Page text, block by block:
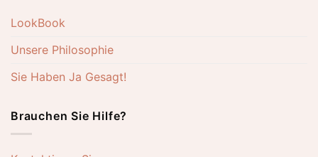
LookBook
Unsere Philosophie
Sie Haben Ja Gesagt!
Brauchen Sie Hilfe?